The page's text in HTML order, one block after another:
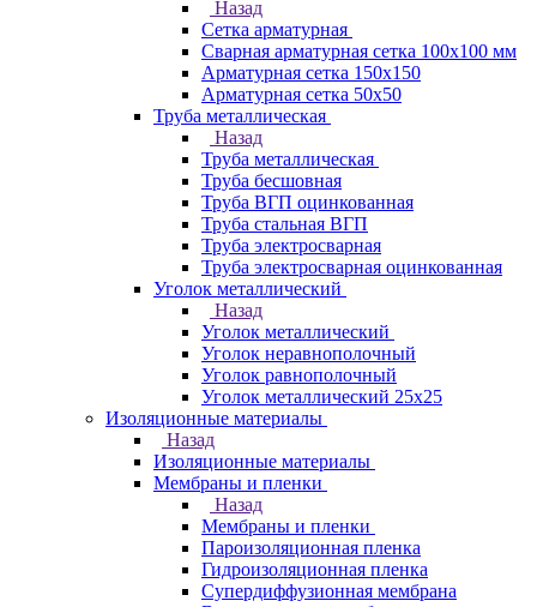
Назад
Сетка арматурная
Сварная арматурная сетка 100х100 мм
Арматурная сетка 150х150
Арматурная сетка 50х50
Труба металлическая
Назад
Труба металлическая
Труба бесшовная
Труба ВГП оцинкованная
Труба стальная ВГП
Труба электросварная
Труба электросварная оцинкованная
Уголок металлический
Назад
Уголок металлический
Уголок неравнополочный
Уголок равнополочный
Уголок металлический 25х25
Изоляционные материалы
Назад
Изоляционные материалы
Мембраны и пленки
Назад
Мембраны и пленки
Пароизоляционная пленка
Гидроизоляционная пленка
Супердиффузионная мембрана